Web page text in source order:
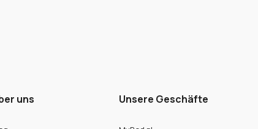
uns Unsere Geschäfte